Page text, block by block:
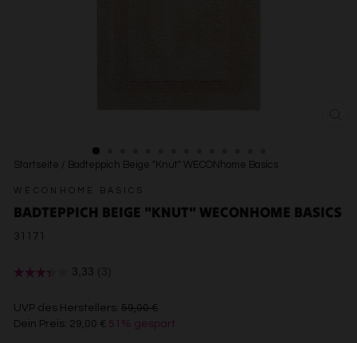
Startseite / Badteppich Beige "Knut" WECONhome Basics
WECONHOME BASICS
BADTEPPICH BEIGE "KNUT" WECONHOME BASICS
31171
UVP des Herstellers: 59,00 €€59,00
Dein Preis: 29,00 € 51% gespart